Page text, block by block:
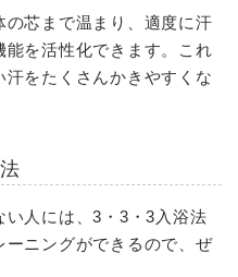
芯まで温まり、適度に汗
を活性化できます。これ
をたくさんかきやすくな
人には、3・3・3入浴法
ニングができるので、ぜ